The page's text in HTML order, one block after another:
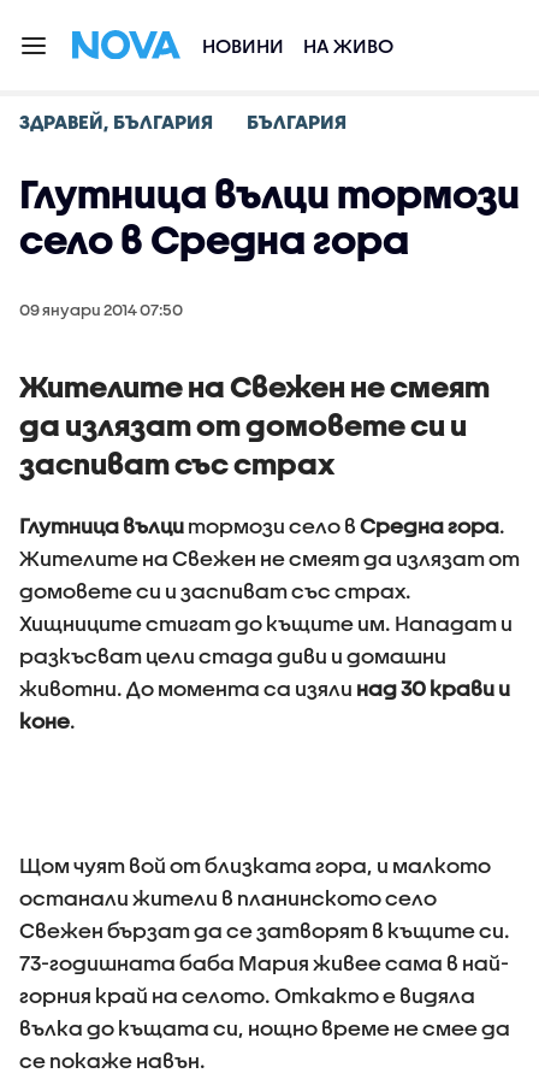
НОВИНИ НА ЖИВО
ЗДРАВЕЙ, БЪЛГАРИЯ БЪЛГАРИЯ
Глутница вълци тормози
село в Средна гора
09 януари 2014 07:50
Жителите на Свежен не смеят
да излязат от домовете си и
заспиват със страх
Глутница вълци тормози село в Средна гора.
Жителите на Свежен не смеят да излязат от
домовете си и заспиват със страх.
Хищниците стигат до къщите им. Нападат и
разкъсват цели стада диви и домашни
животни. До момента са изяли над 30 крави и
коне.
Щом чуят вой от близката гора, и малкото
останали жители в планинското село
Свежен бързат да се затворят в къщите си.
73-годишната баба Мария живее сама в най-
горния край на селото. Откакто е видяла
вълка до къщата си, нощно време не смее да
се покаже навън.